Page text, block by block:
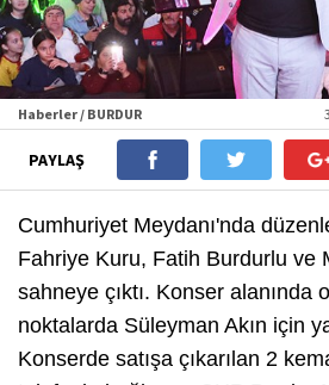
Haberler / BURDUR
PAYLAŞ
Cumhuriyet Meydanı'nda
Fahriye Kuru, Fatih Burdurlu ve
sahneye çıktı. Konser alanında
noktalarda Süleyman Akın için
Konserde satışa çıkarılan 2